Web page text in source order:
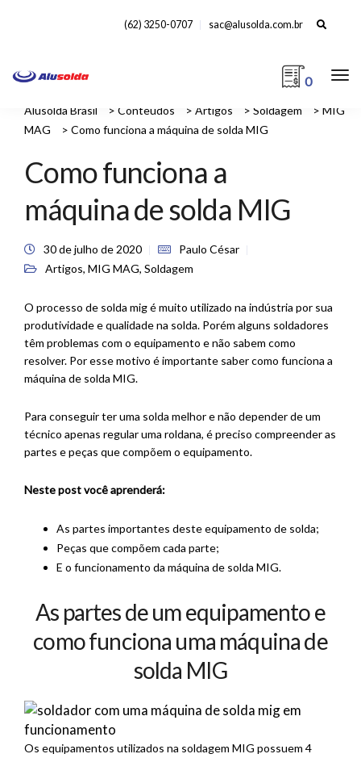
Search
(62) 3250-0707 sac@alusolda.com.br
0
Alusolda Brasil > Conteúdos > Artigos > Soldagem > MIG
MAG
> Como funciona a máquina de solda MIG
Como funciona a
máquina de solda MIG
30 de julho de 2020
Paulo César
Artigos, MIG MAG, Soldagem
O processo de solda mig é muito utilizado na indústria por sua
produtividade e qualidade na solda. Porém alguns soldadores
têm problemas com o equipamento e não sabem como
resolver. Por esse motivo é importante saber como funciona a
máquina de solda MIG.
Para conseguir ter uma solda melhor e não depender de um
técnico apenas regular uma roldana, é preciso compreender as
partes e peças que compõem o equipamento.
Neste post você aprenderá:
As partes importantes deste equipamento de solda;
Peças que compõem cada parte;
E o funcionamento da máquina de solda MIG.
As partes de um equipamento e
como funciona uma máquina de
solda MIG
Os equipamentos utilizados na soldagem MIG possuem 4